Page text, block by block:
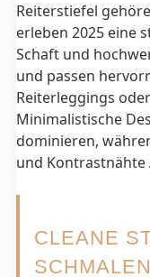
Reiterstiefel
erleben 2025 eine
Schaft und
und passen
Reiterleggings
Minimalistische
dominieren,
und Kontrastnähte
CLEANE